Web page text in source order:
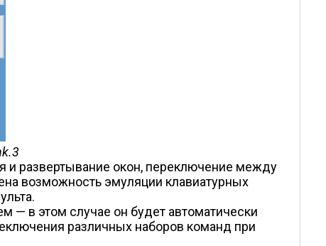
и развертывание окон, переключение между
возможность эмуляции клавиатурных
в этом случае он будет автоматически
различных наборов команд при